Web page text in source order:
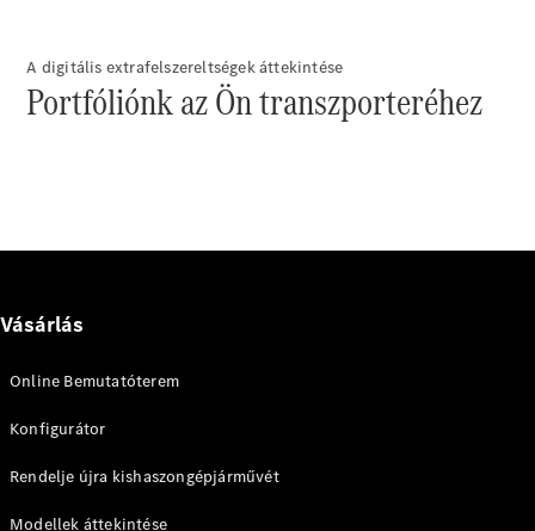
zárt
szimplafülkés
eSprinter
gyári
Konfigurátor
A digitális extrafelszereltségek áttekintése
Portfóliónk az Ön transzporteréhez
Vásárlás
Online Bemutatóterem
Konfigurátor
Rendelje újra kishaszongépjárművét
Modellek áttekintése